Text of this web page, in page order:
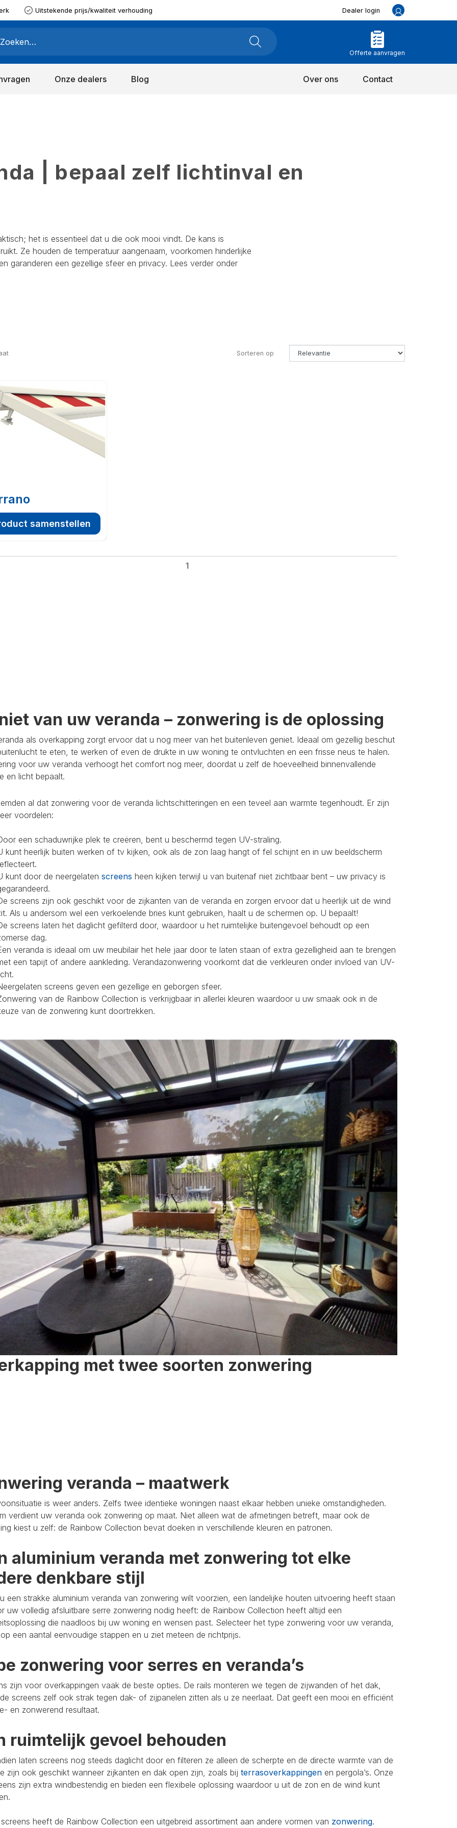
Uitstekende prijs/kwaliteit verhouding Dealer login
Offerte aanvragen
Onze dealers Blog Over ons Contact
| bepaal zelf lichtinval en
het is essentieel dat u die ook mooi vindt. De kans is
Ze houden de temperatuur aangenaam, voorkomen hinderlijke
garanderen een gezellige sfeer en privacy. Lees verder onder
Sorteren op
samenstellen
1
van uw veranda – zonwering is de oplossing
als overkapping zorgt ervoor dat u nog meer van het buitenleven geniet. Ideaal om gezellig beschut
te eten, te werken of even de drukte in uw woning te ontvluchten en een frisse neus te halen.
voor uw veranda verhoogt het comfort nog meer, doordat u zelf de hoeveelheid binnenvallende
en licht bepaalt.
al dat zonwering voor de veranda lichtschitteringen en een teveel aan warmte tegenhoudt. Er zijn
voordelen:
een schaduwrijke plek te creëren, bent u beschermd tegen UV-straling.
kunt heerlijk buiten werken of tv kijken, ook als de zon laag hangt of fel schijnt en in uw beeldscherm
kunt door de neergelaten screens heen kijken terwijl u van buitenaf niet zichtbaar bent – uw privacy is
screens zijn ook geschikt voor de zijkanten van de veranda en zorgen ervoor dat u heerlijk uit de wind
Als u andersom wel een verkoelende bries kunt gebruiken, haalt u de schermen op. U bepaalt!
screens laten het daglicht gefilterd door, waardoor u het ruimtelijke buitengevoel behoudt op een
dag.
veranda is ideaal om uw meubilair het hele jaar door te laten staan of extra gezelligheid aan te brengen
een tapijt of andere aankleding. Verandazonwering voorkomt dat die verkleuren onder invloed van UV-
screens geven een gezellige en geborgen sfeer.
van de Rainbow Collection is verkrijgbaar in allerlei kleuren waardoor u uw smaak ook in de
van de zonwering kunt doortrekken.
met twee soorten zonwering
veranda – maatwerk
is weer anders. Zelfs twee identieke woningen naast elkaar hebben unieke omstandigheden.
verdient uw veranda ook zonwering op maat. Niet alleen wat de afmetingen betreft, maar ook de
kiest u zelf: de Rainbow Collection bevat doeken in verschillende kleuren en patronen.
aluminium veranda met zonwering tot elke
denkbare stijl
een strakke aluminium veranda van zonwering wilt voorzien, een landelijke houten uitvoering heeft staan
uw volledig afsluitbare serre zonwering nodig heeft: de Rainbow Collection heeft altijd een
die naadloos bij uw woning en wensen past. Selecteer het type zonwering voor uw veranda,
een aantal eenvoudige stappen en u ziet meteen de richtprijs.
zonwering voor serres en veranda’s
zijn voor overkappingen vaak de beste opties. De rails monteren we tegen de zijwanden of het dak,
screens zelf ook strak tegen dak- of zijpanelen zitten als u ze neerlaat. Dat geeft een mooi en efficiënt
en zonwerend resultaat.
ruimtelijk gevoel behouden
laten screens nog steeds daglicht door en filteren ze alleen de scherpte en de directe warmte van de
zijn ook geschikt wanneer zijkanten en dak open zijn, zoals bij terrasoverkappingen en pergola’s. Onze
zijn extra windbestendig en bieden een flexibele oplossing waardoor u uit de zon en de wind kunt
heeft de Rainbow Collection een uitgebreid assortiment aan andere vormen van zonwering.